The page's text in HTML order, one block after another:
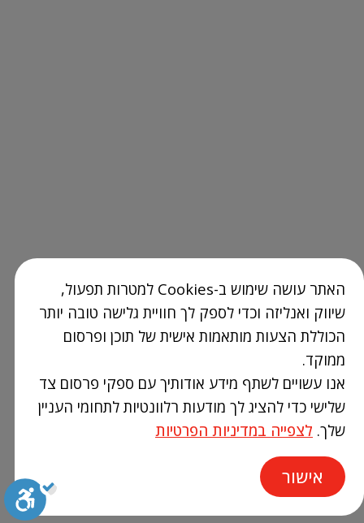
האתר עושה שימוש ב-Cookies למטרות תפעול,
שיווק ואנליזה וכדי לספק לך חוויית גלישה טובה יותר
הכוללת הצעות מותאמות אישית של תוכן ופרסום
ממוקד.
אנו עשויים לשתף מידע אודותיך עם ספקי פרסום צד
שלישי כדי להציג לך מודעות רלוונטיות לתחומי העניין
שלך. לצפייה במדיניות הפרטיות
אישור